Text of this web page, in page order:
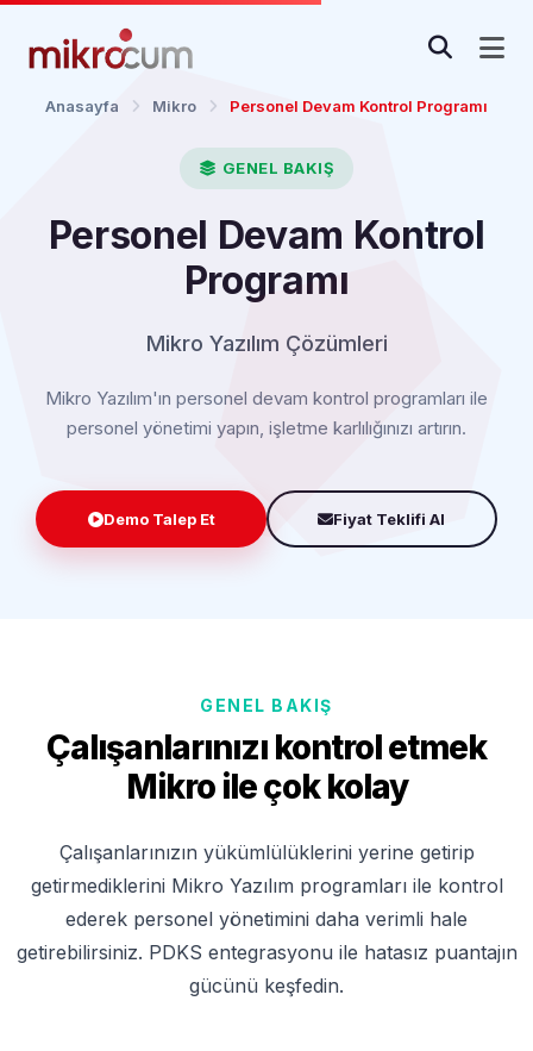
Anasayfa Mikro Personel Devam Kontrol Programı
GENEL BAKIŞ
Personel Devam Kontrol
Programı
Mikro Yazılım Çözümleri
Mikro Yazılım'ın personel devam kontrol programları ile
personel yönetimi yapın, işletme karlılığınızı artırın.
Demo Talep Et Fiyat Teklifi Al
GENEL BAKIŞ
Çalışanlarınızı kontrol etmek
Mikro ile çok kolay
Çalışanlarınızın yükümlülüklerini yerine getirip
getirmediklerini Mikro Yazılım programları ile kontrol
ederek personel yönetimini daha verimli hale
getirebilirsiniz. PDKS entegrasyonu ile hatasız puantajın
gücünü keşfedin.